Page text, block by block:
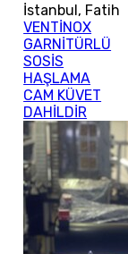
İstanbul, Fatih
VENTİNOX
GARNİTÜRLÜ
SOSİS
HAŞLAMA
CAM KÜVET
DAHİLDİR